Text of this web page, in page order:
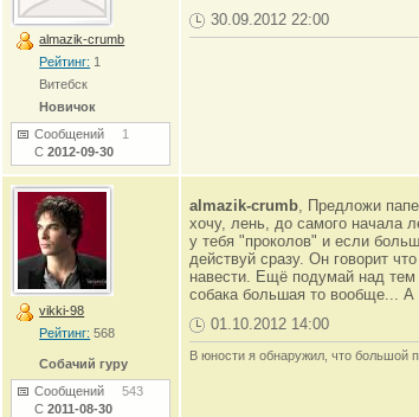
almazik-crumb
Рейтинг: 1
Витебск
Новичок
Сообщений 1
С2012-09-30
30.09.2012 22:00
vikki-98
Рейтинг: 568
Собачий гуру
Сообщений543
С2011-08-30
almazik-crumb, Предложи
хочу, лень, до самого начала
у тебя "проколов" и если
действуй сразу. Он говорит
навести. Ещё подумай над тем
собака большая то вообще... А
01.10.2012 14:00
В юности я обнаружил, что большой